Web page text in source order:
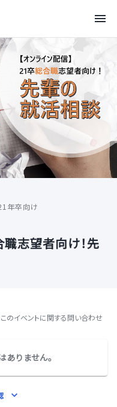
年卒向け
職志望者向け！先
このイベントに関する問い合わせ
りません。